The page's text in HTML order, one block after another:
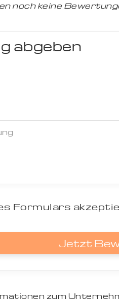
noch keine
abgeben
Formulars
Jetzt
zum